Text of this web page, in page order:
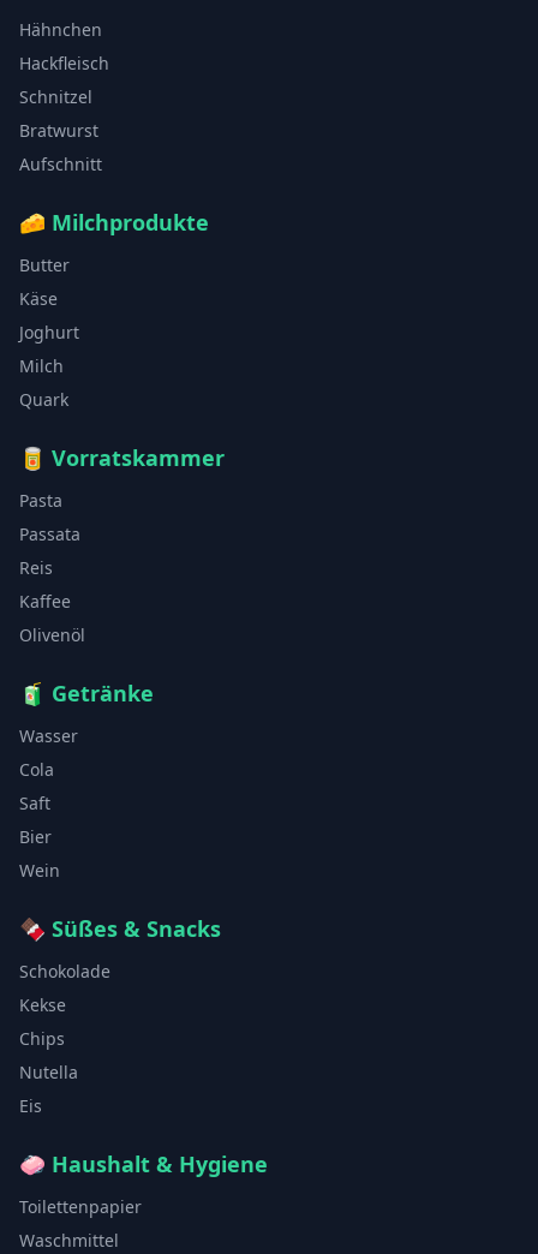
Hähnchen
Hackfleisch
Schnitzel
Bratwurst
Aufschnitt
🧀 Milchprodukte
Butter
Käse
Joghurt
Milch
Quark
🥫 Vorratskammer
Pasta
Passata
Reis
Kaffee
Olivenöl
🧃 Getränke
Wasser
Cola
Saft
Bier
Wein
🍫 Süßes & Snacks
Schokolade
Kekse
Chips
Nutella
Eis
🧼 Haushalt & Hygiene
Toilettenpapier
Waschmittel